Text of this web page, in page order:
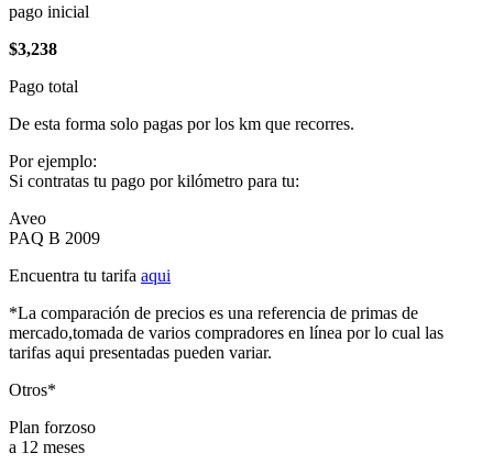
pago inicial
$3,238
Pago total
De esta forma solo pagas por los km que recorres.
Por ejemplo:
Si contratas tu pago por kilómetro para tu:
Aveo
PAQ B 2009
Encuentra tu tarifa aqui
*La comparación de precios es una referencia de primas de
mercado,tomada de varios compradores en línea por lo cual las
tarifas aqui presentadas pueden variar.
Otros*
Plan forzoso
a 12 meses